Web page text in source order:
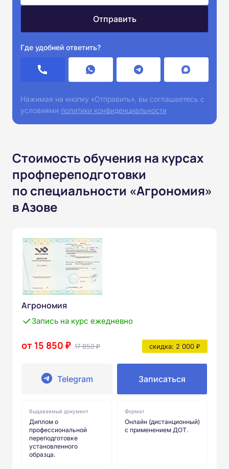
Где удобней ответить?
Нажимая на кнопку «Отправить», вы соглашаетесь с
условиями политики конфиденциальности
Стоимость обучения на курсах
профпереподготовки
по специальности «Агрономия»
в Азове
Агрономия
Запись на курс ежедневно
от 15 850 ₽ 17 850 ₽ скидка: 2 000 ₽
Telegram Записаться
Выдаваемый документ
Диплом о
профессиональной
переподготовке
установленного
образца.
Формат
Онлайн (дистанционный)
с применением ДОТ.